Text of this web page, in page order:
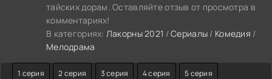
тайских дорам. Оставляйте отзыв от просмотра в
комментариях!
В категориях: Лакорны 2021 /Сериалы / Комедия /
Мелодрама
1 серия 2 серия 3 серия 4 серия 5 серия